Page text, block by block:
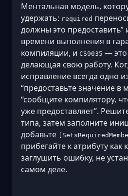
Ментальная модель,
удержать: required
должны это предоставить”
времени выполнения в
компиляции, и CS9035 — это
делающая свою работу.
исправление всегда одно
“предоставьте значение в
“сообщите компилятору,
уже предоставляет”.
типа, затем заполните
добавьте
прибегайте к атрибуту как
заглушить ошибку, не
самом деле.